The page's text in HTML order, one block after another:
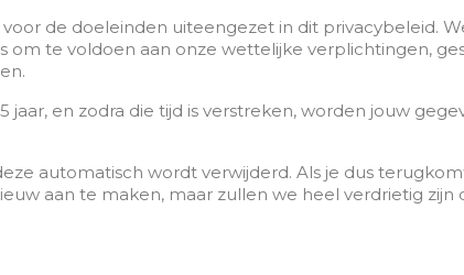
de doeleinden uiteengezet in dit privacybeleid.
te voldoen aan onze wettelijke verplichtingen,
en zodra die tijd is verstreken, worden jouw
automatisch wordt verwijderd. Als je dus
aan te maken, maar zullen we heel verdrietig zijn